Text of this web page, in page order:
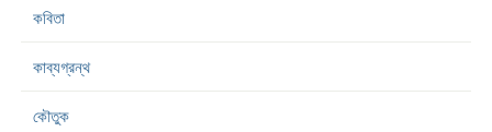
কবিতা
কাব্যগ্রন্থ
কৌতুক